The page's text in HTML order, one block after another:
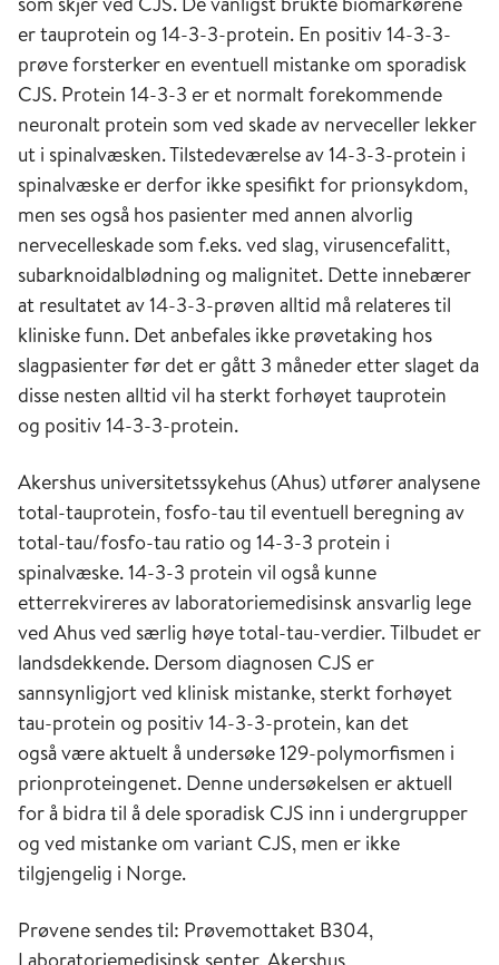
er tauprotein og 14-3-3-protein. En positiv 14-3-3-
prøve forsterker en eventuell mistanke om sporadisk
CJS. Protein 14-3-3 er et normalt forekommende
neuronalt protein som ved skade av nerveceller lekker
ut i spinalvæsken. Tilstedeværelse av 14-3-3-protein i
spinalvæske er derfor ikke spesifikt for prionsykdom,
men ses også hos pasienter med annen alvorlig
nervecelleskade som f.eks. ved slag, virusencefalitt,
subarknoidalblødning og malignitet. Dette innebærer
at resultatet av 14-3-3-prøven alltid må relateres til
kliniske funn. Det anbefales ikke prøvetaking hos
slagpasienter før det er gått 3 måneder etter slaget da
disse nesten alltid vil ha sterkt forhøyet tauprotein
og positiv 14-3-3-protein.
Akershus universitetssykehus (Ahus) utfører analysene
total-tauprotein, fosfo-tau til eventuell beregning av
total-tau/fosfo-tau ratio og 14-3-3 protein i
spinalvæske. 14-3-3 protein vil også kunne
etterrekvireres av laboratoriemedisinsk ansvarlig lege
ved Ahus ved særlig høye total-tau-verdier. Tilbudet er
landsdekkende. Dersom diagnosen CJS er
sannsynligjort ved klinisk mistanke, sterkt forhøyet
tau-protein og positiv 14-3-3-protein, kan det
også være aktuelt å undersøke 129-polymorfismen i
prionproteingenet. Denne undersøkelsen er aktuell
for å bidra til å dele sporadisk CJS inn i undergrupper
og ved mistanke om variant CJS, men er ikke
tilgjengelig i Norge.
Prøvene sendes til: Prøvemottaket B304,